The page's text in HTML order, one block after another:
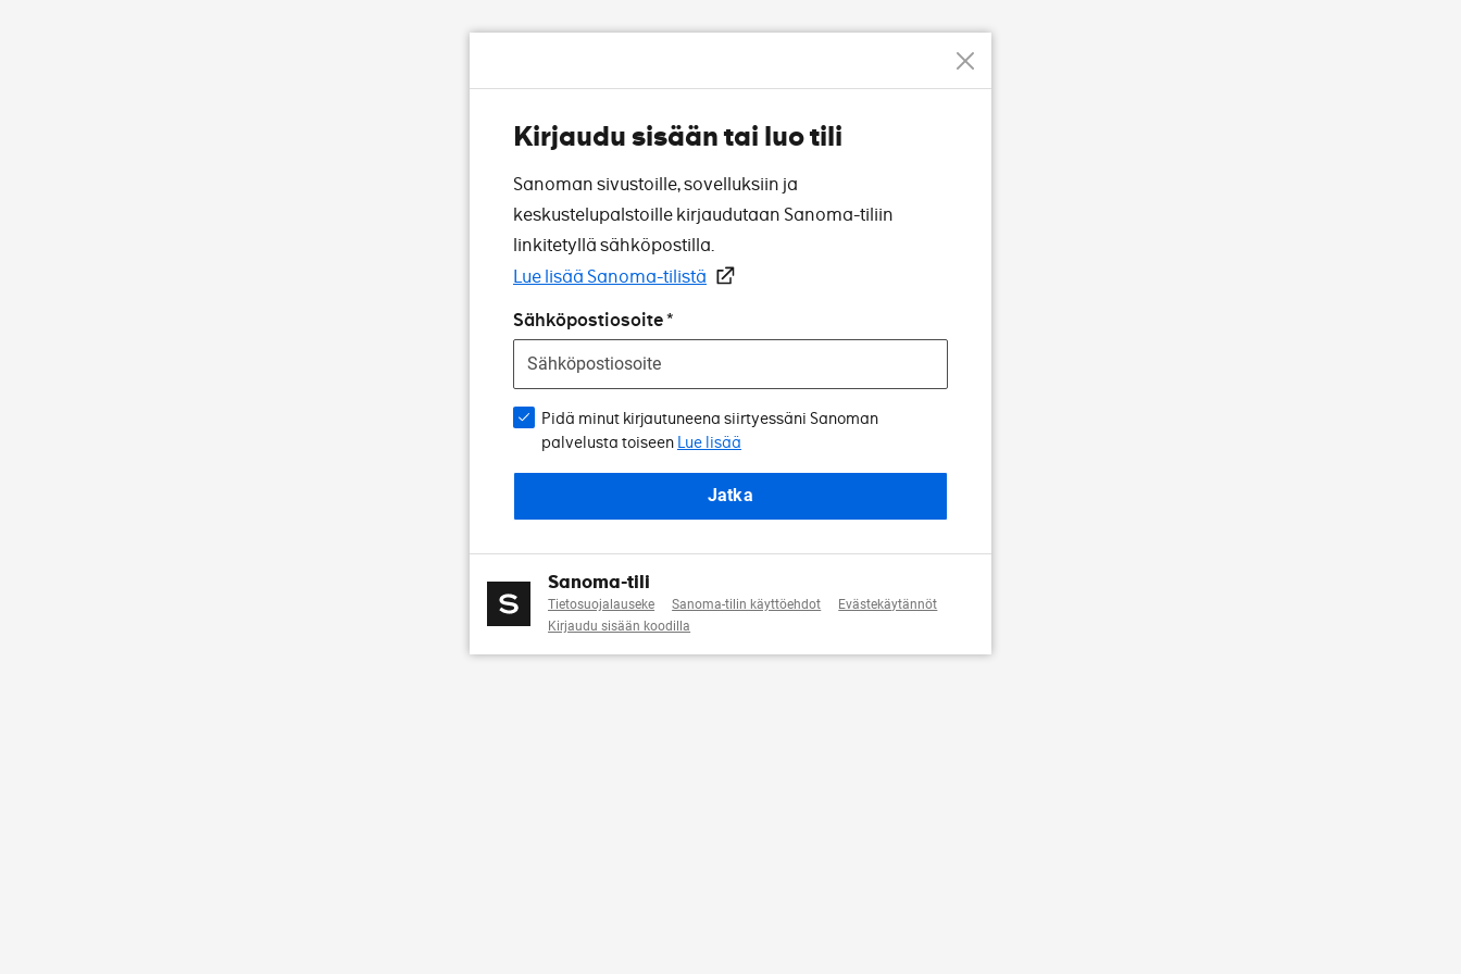
Kirjaudu sisään tai luo tili
Sanoman sivustoille, sovelluksiin ja
keskustelupalstoille kirjaudutaan Sanoma-tiliin
linkitetyllä sähköpostilla.
Lue lisää Sanoma-tilistä
Sähköpostiosoite
Pidä minut kirjautuneena siirtyessäni Sanoman
palvelusta toiseen Lue lisää
Jatka
Sanoma-tili
Tietosuojalauseke Sanoma-tilin käyttöehdot
Evästekäytännöt
Kirjaudu sisään koodilla